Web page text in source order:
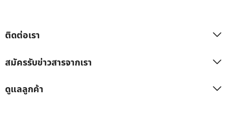
ติดต่อเรา
สมัครรับข่าวสารจากเรา
ดูแลลูกค้า